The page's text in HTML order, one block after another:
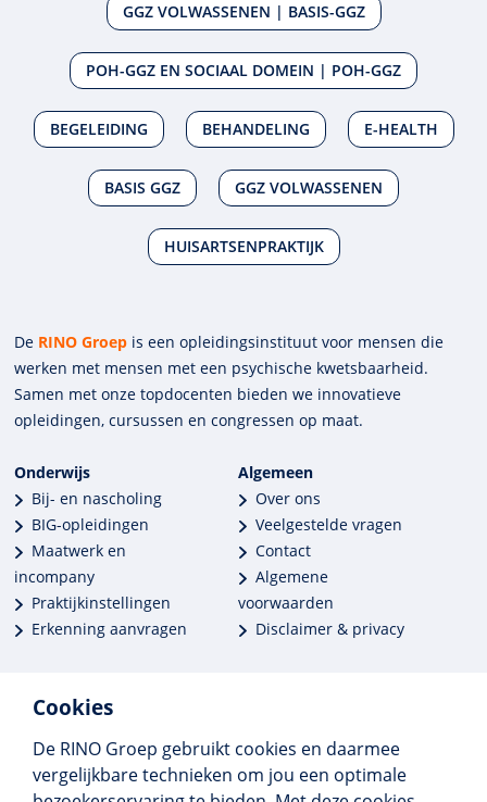
Cookies
De RINO Groep gebruikt cookies en daarmee
vergelijkbare technieken om jou een optimale
GGZ VOLWASSENEN | BASIS-GGZ
POH-GGZ EN SOCIAAL DOMEIN | POH-GGZ
BEGELEIDING BEHANDELING E-HEALTH
BASIS GGZ GGZ VOLWASSENEN
HUISARTSENPRAKTIJK
De RINO Groep is een opleidings­insti­tuut voor mensen die
werken met mensen met een psychische kwets­baar­heid.
Samen met onze top­docenten bieden we innova­tieve
opleidingen, cursussen en congres­sen op maat.
Onderwijs
Bij- en nascholing
BIG-opleidingen
Maatwerk en
incompany
Praktijkinstellingen
Erkenning aanvragen
Algemeen
Over ons
Veelgestelde vragen
Contact
Algemene
voorwaarden
Disclaimer & privacy
Meer dan 250 opleidingen
Alle BIG-opleidingen in huis